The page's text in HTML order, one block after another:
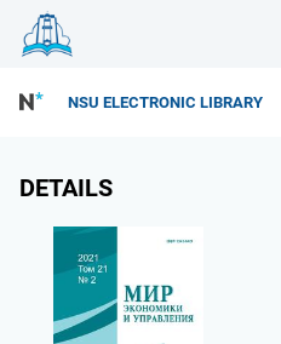
NSU ELECTRONIC LIBRARY
DETAILS